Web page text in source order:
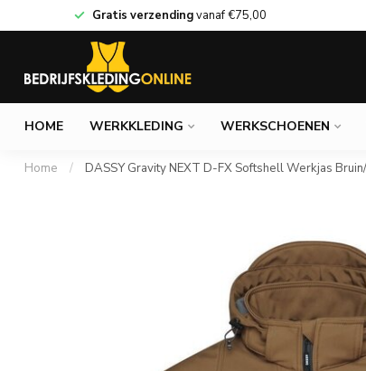
Gratis verzendingvanaf€75,00
HOME WERKKLEDING WERKSCHOENEN
Home / DASSY Gravity NEXT D-FX Softshell Werkjas